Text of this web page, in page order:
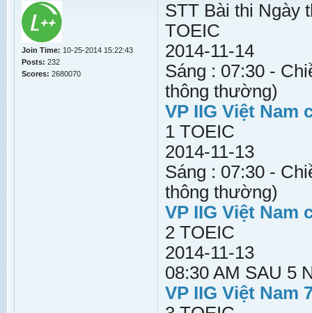
Join Time: 10-25-2014 15:22:43
Posts: 232
Scores: 2680070
STT Bài thi Ngày
TOEIC
2014-11-14
Sáng : 07:30 -
thông thường)
VP IIG Việt Nam
1 TOEIC
2014-11-13
Sáng : 07:30 -
thông thường)
VP IIG Việt Nam
2 TOEIC
2014-11-13
08:30 AM SAU 5
VP IIG Việt Nam